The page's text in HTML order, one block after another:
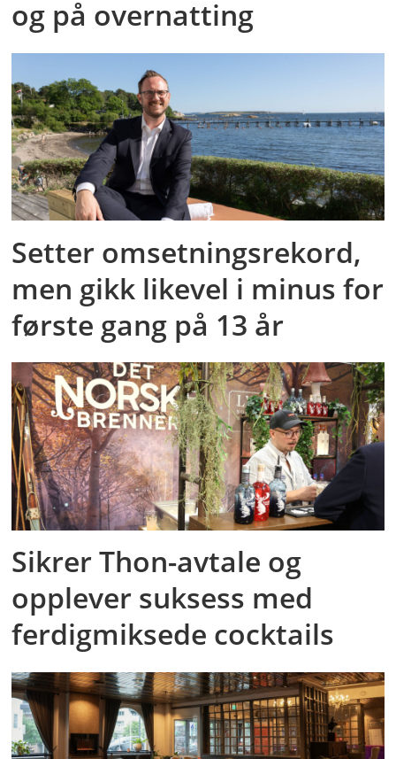
og på overnatting
Setter omsetningsrekord,
men gikk likevel i minus for
første gang på 13 år
Sikrer Thon-avtale og
opplever suksess med
ferdigmiksede cocktails